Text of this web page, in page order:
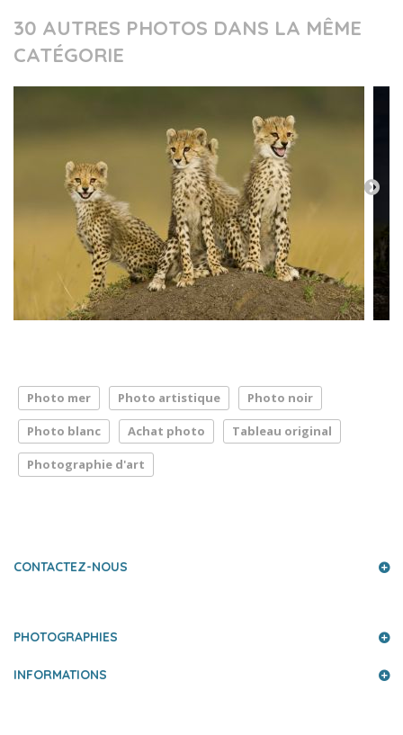
30 AUTRES PHOTOS DANS LA MÊME
CATÉGORIE
Photo mer Photo artistique Photo noir
Photo blanc Achat photo Tableau original
Photographie d'art
CONTACTEZ-NOUS
PHOTOGRAPHIES
INFORMATIONS